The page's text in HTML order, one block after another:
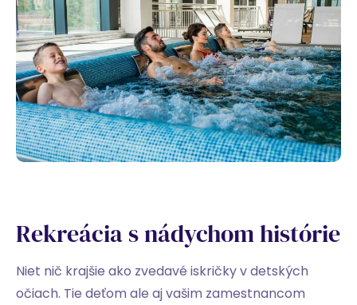
Rekreácia s nádychom histórie
Niet nič krajšie ako zvedavé iskričky v detských
očiach. Tie deťom ale aj vašim zamestnancom